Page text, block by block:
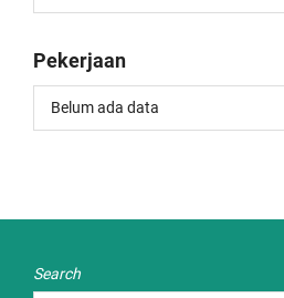
Pekerjaan
Belum ada data
Search